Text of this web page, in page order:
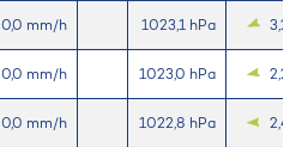
0,0 mm/h 1023,1 hPa 3,2
0,0 mm/h 1023,0 hPa 2,2
0,0 mm/h 1022,8 hPa 2,4